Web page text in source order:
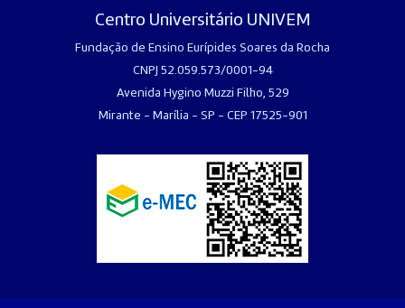
Centro Universitário UNIVEM
Fundação de Ensino Eurípides Soares da Rocha
CNPJ 52.059.573/0001-94
Avenida Hygino Muzzi Filho, 529
Mirante - Marília - SP - CEP 17525-901